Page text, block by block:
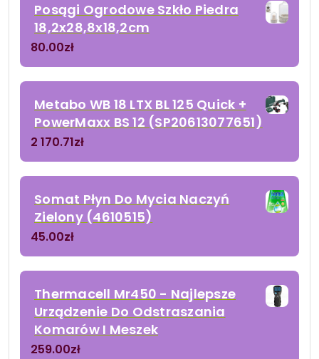
Posągi Ogrodowe Szkło Piedra
18,2x28,8x18,2cm
80.00zł
Metabo WB 18 LTX BL 125 Quick +
PowerMaxx BS 12 (SP20613077651)
2 170.71zł
Somat Płyn Do Mycia Naczyń
Zielony (4610515)
45.00zł
Thermacell Mr450 - Najlepsze
Urządzenie Do Odstraszania
Komarów I Meszek
259.00zł